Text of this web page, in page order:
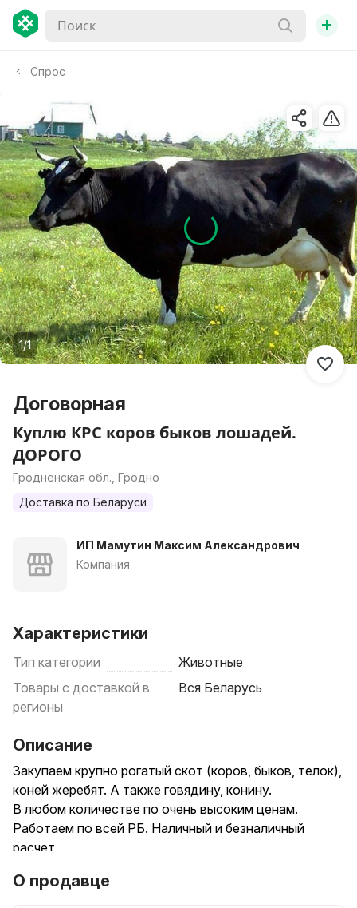
+
Спрос
1/1
Договорная
Куплю КРС коров быков лошадей.
ДОРОГО
Гродненская обл., Гродно
Доставка по Беларуси
ИП Мамутин Максим Александрович
Компания
Характеристики
Тип категории
Животные
Товары с доставкой в
регионы
Вся Беларусь
Описание
Закупаем крупно рогатый скот (коров, быков, телок),
коней жеребят. А также говядину, конину.
В любом количестве по очень высоким ценам.
Работаем по всей РБ. Наличный и безналичный
расчет.
О продавце